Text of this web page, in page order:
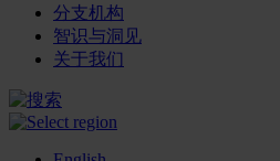
分支机构
智识与洞见
关于我们